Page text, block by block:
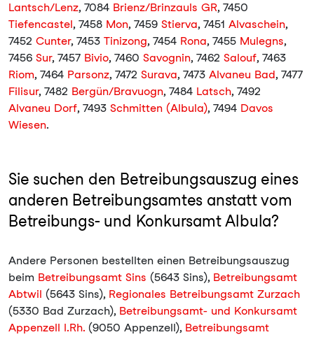
Lantsch/Lenz, 7084 Brienz/Brinzauls GR, 7450
Tiefencastel, 7458 Mon, 7459 Stierva, 7451 Alvaschein,
7452 Cunter, 7453 Tinizong, 7454 Rona, 7455 Mulegns,
7456 Sur, 7457 Bivio, 7460 Savognin, 7462 Salouf, 7463
Riom, 7464 Parsonz, 7472 Surava, 7473 Alvaneu Bad, 7477
Filisur, 7482 Bergün/Bravuogn, 7484 Latsch, 7492
Alvaneu Dorf, 7493 Schmitten (Albula), 7494 Davos
Wiesen.
Sie suchen den Betreibungsauszug eines
anderen Betreibungsamtes anstatt vom
Betreibungs- und Konkursamt Albula?
Andere Personen bestellten einen Betreibungsauszug
beim Betreibungsamt Sins (5643 Sins), Betreibungsamt
Abtwil (5643 Sins), Regionales Betreibungsamt Zurzach
(5330 Bad Zurzach), Betreibungsamt- und Konkursamt
Appenzell I.Rh. (9050 Appenzell), Betreibungsamt